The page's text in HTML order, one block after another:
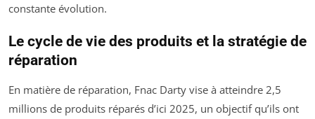
constante évolution.
Le cycle de vie des produits et la stratégie de
réparation
En matière de réparation, Fnac Darty vise à atteindre 2,5
millions de produits réparés d’ici 2025, un objectif qu’ils ont